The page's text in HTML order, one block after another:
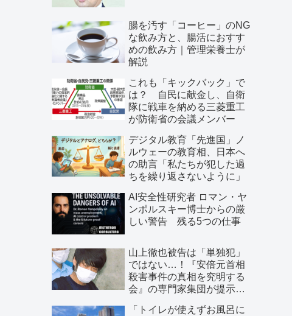
腸を汚す「コーヒー」のNG
な飲み方と、腸活におすす
めの飲み方｜管理栄養士が
解説
これも「キックバック」で
は？ 自民に献金し、自衛
隊に戦車を納める三菱重工
が防衛省の会議メンバー
デジタル教育「先進国」ノ
ルウェーの教育相、日本へ
の助言「私たちが犯した過
ちを繰り返さないように」
AI安全性研究者 ロマン・ヤ
ンポルスキー博士からの厳
しい警告 残る5つの仕事
山上徹也被告は「単独犯」
ではない…！『安倍元首相
殺害事件の真相を究明する
会』の専門家集団が提示し
「トイレが使えずお風呂に